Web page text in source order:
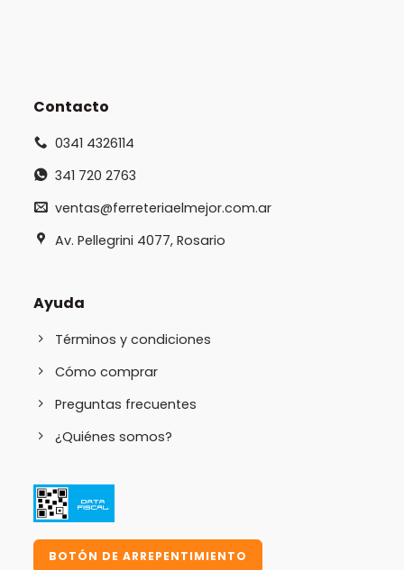
Contacto
0341 4326114
341 720 2763
ventas@ferreteriaelmejor.com.ar
Av. Pellegrini 4077, Rosario
Ayuda
Términos y condiciones
Cómo comprar
Preguntas frecuentes
¿Quiénes somos?
BOTÓN DE ARREPENTIMIENTO